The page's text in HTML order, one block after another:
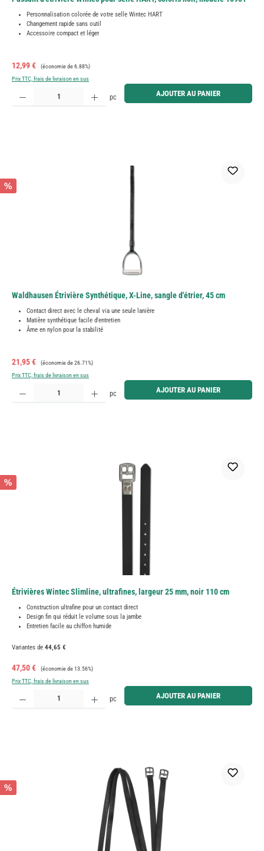
Personnalisation colorée de votre selle Wintec HART
Changement rapide sans outil
Accessoire compact et léger
Prix de vente :
12,99 € Prix régulier :
(économie de 6.88%)
Prix TTC, frais de livraison en sus
Quantité de produit : Entrez la quantité souhaitée ou utilisez les boutons pour augmenter ou
pc AJOUTER AU PANIER
%
Waldhausen Étrivière Synthétique, X-Line, sangle d'étrier, 45 cm
Contact direct avec le cheval via une seule lanière
Matière synthétique facile d'entretien
Âme en nylon pour la stabilité
Prix de vente :
21,95 € Prix régulier :
(économie de 26.71%)
Prix TTC, frais de livraison en sus
Quantité de produit : Entrez la quantité souhaitée ou utilisez les boutons pour augmenter ou
pc AJOUTER AU PANIER
%
Étrivières Wintec Slimline, ultrafines, largeur 25 mm, noir 110 cm
Construction ultrafine pour un contact direct
Design fin qui réduit le volume sous la jambe
Entretien facile au chiffon humide
Variantes de 44,65 €
Prix de vente :
47,50 € Prix régulier :
(économie de 13.56%)
Prix TTC, frais de livraison en sus
Quantité de produit : Entrez la quantité souhaitée ou utilisez les boutons pour augmenter ou
pc AJOUTER AU PANIER
%